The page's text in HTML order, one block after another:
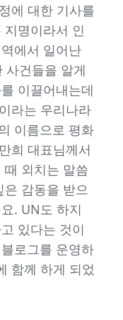
에 대한 기사를
명이라서 인
에서 일어난
사건들을 알게
이끌어내는데
라는 우리나라
이름으로 평화
희 대표님께서
외치는 말씀
감동을 받으
. UN도 하지
있다는 것이
로그를 운영하
함께 하게 되었